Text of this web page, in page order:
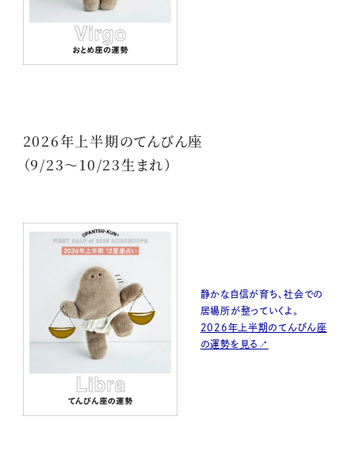
2026年上半期のてんびん座
（9/23〜10/23生まれ）
静かな自信が育ち、社会での
居場所が整っていくよ。
2026年上半期のてんびん座
の運勢を見る↗